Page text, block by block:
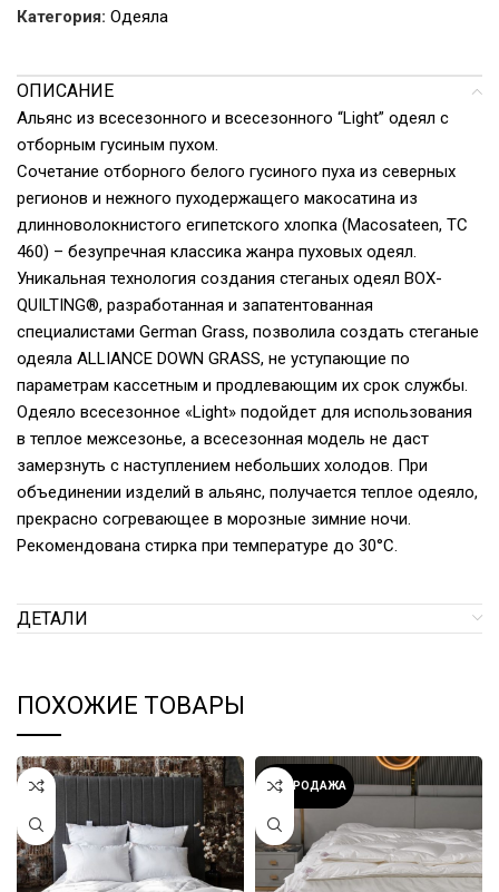
Категория: Одеяла
ОПИСАНИЕ
Альянс из всесезонного и всесезонного “Light” одеял с
отборным гусиным пухом.
Сочетание отборного белого гусиного пуха из северных
регионов и нежного пуходержащего макосатина из
длинноволокнистого египетского хлопка (Macosateen, TC
460) – безупречная классика жанра пуховых одеял.
Уникальная технология создания стеганых одеял BOX-
QUILTING®, разработанная и запатентованная
специалистами German Grass, позволила создать стеганые
одеяла ALLIANCE DOWN GRASS, не уступающие по
параметрам кассетным и продлевающим их срок службы.
Одеяло всесезонное «Light» подойдет для использования
в теплое межсезонье, а всесезонная модель не даст
замерзнуть с наступлением небольших холодов. При
объединении изделий в альянс, получается теплое одеяло,
прекрасно согревающее в морозные зимние ночи.
Рекомендована стирка при температуре до 30°С.
ДЕТАЛИ
ПОХОЖИЕ ТОВАРЫ
РАСПРОДАЖА